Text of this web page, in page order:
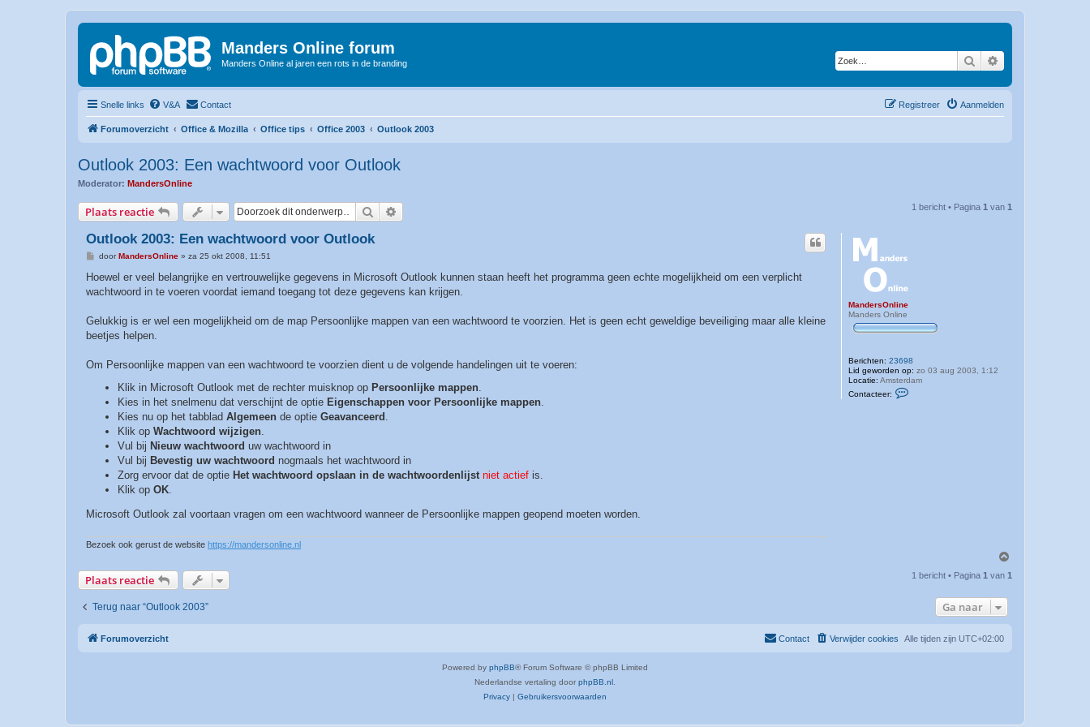
Manders Online forum
Manders Online al jaren een rots in de branding Zoek
Snelle links V&A Contact Aanmelden
Registreer
Forumoverzicht Office & Mozilla Office tips Office 2003 Outlook 2003
Outlook 2003: Een wachtwoord voor Outlook
Moderator: MandersOnline
Plaats reactie Zoek 1 bericht • Pagina 1 van 1
MandersOnline
Manders Online
Berichten: 23698
Lid geworden op: zo 03 aug 2003, 1:12
Locatie: Amsterdam
Contacteer:
l
Outlook 2003: Een wachtwoord voor Outlook
B
r
c
doorMandersOnline» za 25 okt 2008, 11:51
Hoewel er veel belangrijke en vertrouwelijke gegevens in Microsoft Outlook kunnen staan heeft het programma geen echte mogelijkheid om een verplicht
wachtwoord in te voeren voordat iemand toegang tot deze gegevens kan krijgen.
Gelukkig is er wel een mogelijkheid om de map Persoonlijke mappen van een wachtwoord te voorzien. Het is geen echt geweldige beveiliging maar alle kleine
beetjes helpen.
Om Persoonlijke mappen van een wachtwoord te voorzien dient u de volgende handelingen uit te voeren:
Klik in Microsoft Outlook met de rechter muisknop op Persoonlijke mappen.
Kies in het snelmenu dat verschijnt de optie Eigenschappen voor Persoonlijke mappen.
Kies nu op het tabblad Algemeen de optie Geavanceerd .
Klik op Wachtwoord wijzigen.
Vul bij Nieuw wachtwoord uw wachtwoord in
Vul bij Bevestig uw wachtwoord nogmaals het wachtwoord in
Zorg ervoor dat de optie Het wachtwoord opslaan in de wachtwoordenlijst niet actief is.
Klik op OK.
Microsoft Outlook zal voortaan vragen om een wachtwoord wanneer de Persoonlijke mappen geopend moeten worden.
Bezoek ook gerust de website https://mandersonline.nl
h
Plaats reactie 1 bericht • Pagina 1 van 1
Terug naar “Outlook 2003” Ga naar
Forumoverzicht Alle tijden zijn UTC+02:00
Verwijder cookies
Contact
Powered by phpBB® Forum Software © phpBB Limited
Nederlandse vertaling door phpBB.nl
Privacy | Gebruikersvoorwaarden